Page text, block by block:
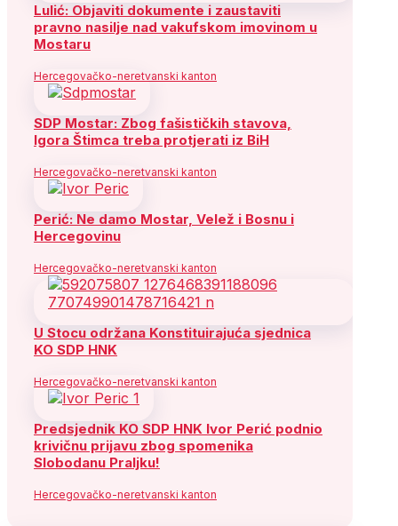
Lulić: Objaviti dokumente i zaustaviti
pravno nasilje nad vakufskom imovinom u
Mostaru
Hercegovačko-neretvanski kanton
SDP Mostar: Zbog fašističkih stavova,
Igora Štimca treba protjerati iz BiH
Hercegovačko-neretvanski kanton
Perić: Ne damo Mostar, Velež i Bosnu i
Hercegovinu
Hercegovačko-neretvanski kanton
U Stocu održana Konstituirajuća sjednica
KO SDP HNK
Hercegovačko-neretvanski kanton
Predsjednik KO SDP HNK Ivor Perić podnio
krivičnu prijavu zbog spomenika
Slobodanu Praljku!
Hercegovačko-neretvanski kanton